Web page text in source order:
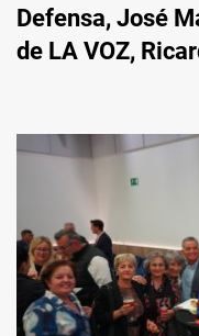
Defensa, José
de LA VOZ,